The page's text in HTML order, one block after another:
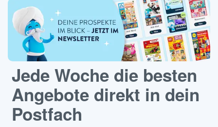
Jede Woche die besten
Angebote direkt in dein
Postfach